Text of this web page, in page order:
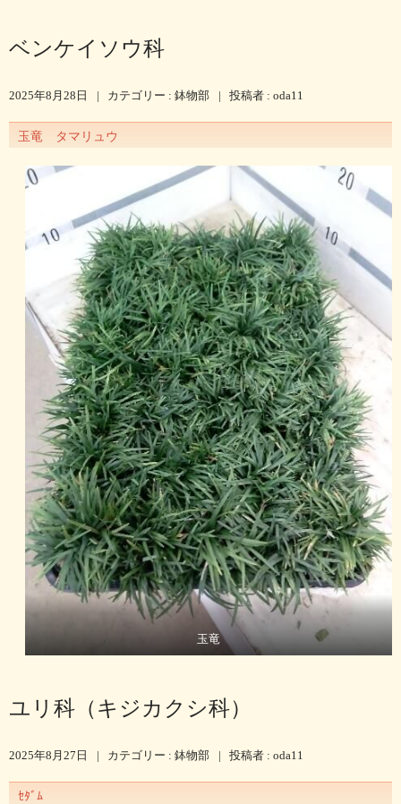
ベンケイソウ科
2025年8月28日 | カテゴリー : 鉢物部 | 投稿者 : oda11
玉竜 タマリュウ
玉竜
ユリ科（キジカクシ科）
2025年8月27日 | カテゴリー : 鉢物部 | 投稿者 : oda11
ｾﾀﾞﾑ